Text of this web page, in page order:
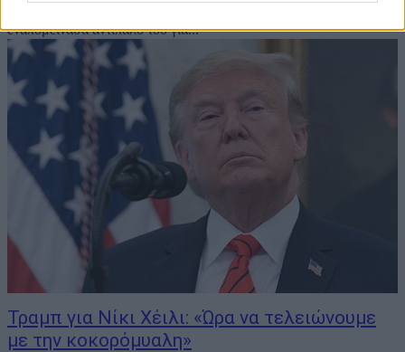
εναπομείνασα αντίπαλό του για...
Τραμπ για Νίκι Χέιλι: «Ώρα να τελειώνουμε
με την κοκορόμυαλη»